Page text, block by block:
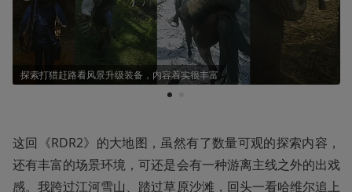
探索打猎赶路看风景升级装备，内容着实很丰富
1
这回《RDR2》的大地图，虽然有了数量可观的探索内容，
还有丰富的场景环境，可还是会有一种游离主线之外的出戏
感。我跨过江河雪山、踏过草原沙滩，回头一看哈维尔追上